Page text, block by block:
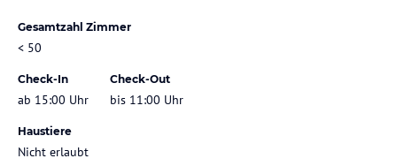
Gesamtzahl Zimmer
< 50
Check-In
ab 15:00 Uhr
Check-Out
bis 11:00 Uhr
Haustiere
Nicht erlaubt